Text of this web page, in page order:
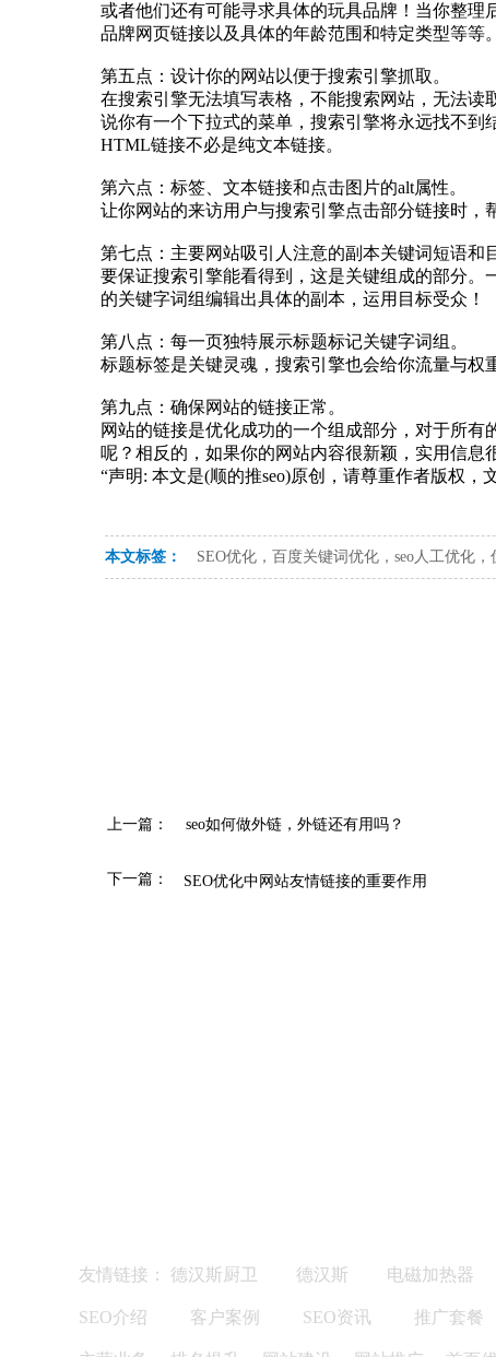
或者他们还有可能寻求具体的玩具品牌！当你整
品牌网页链接以及具体的年龄范围和特定类型等等。
第五点：设计你的网站以便于搜索引擎抓取。
在搜索引擎无法填写表格，不能搜索网站，无法读
说你有一个下拉式的菜单，搜索引擎将永远找不
HTML链接不必是纯文本链接。
第六点：标签、文本链接和点击图片的alt属性。
让你网站的来访用户与搜索引擎点击部分链接时，
第七点：主要网站吸引人注意的副本关键词短语和
要保证搜索引擎能看得到，这是关键组成的部分
的关键字词组编辑出具体的副本，运用目标受众！
第八点：每一页独特展示标题标记关键字词组。
标题标签是关键灵魂，搜索引擎也会给你流量与权
第九点：确保网站的链接正常。
网站的链接是优化成功的一个组成部分，对于所
呢？相反的，如果你的网站内容很新颖，实用信息
“声明: 本文是(顺的推seo)原创，请尊重作者版权，
本文标签： SEO优化，百度关键词优化，seo人工优化
上一篇： seo如何做外链，外链还有用吗？
下一篇： SEO优化中网站友情链接的重要作用
友情链接： 德汉斯厨卫 德汉斯 电磁加热器
SEO介绍 客户案例 SEO资讯 推广套餐